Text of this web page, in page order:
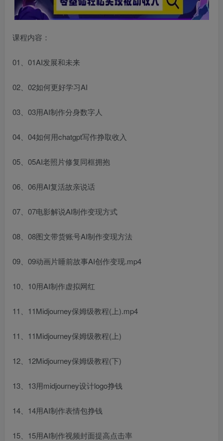
课程内容：
01、01AI发展和未来
02、02如何更好学习AI
03、03用AI制作分身数字人
04、04如何用chatgpt写作挣取收入
05、05AI老照片修复同框拥抱
06、06用AI复活故亲说话
07、07电影解说AI制作变现方式
08、08图文带货账号AI制作变现方法
09、09动画片睡前故事AI创作变现.mp4
10、10用AI制作虚拟网红
11、11Midjourney保姆级教程(上).mp4
11、11Midjourney保姆级教程(上)
12、12Midjourney保姆级教程(下)
13、13用midjourney设计logo挣钱
14、14用AI制作表情包挣钱
15、15用AI制作视频封面提高点击率